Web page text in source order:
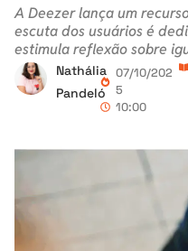
A Deezer lança um
escuta dos usuários é
estimula reflexão sobre
Nathália
Pandeló
07/10/202
5
10:00